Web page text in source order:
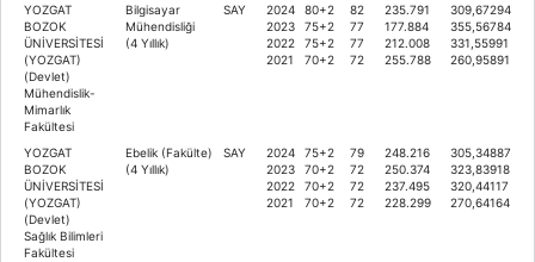
YOZGAT
BOZOK
ÜNİVERSİTESİ
(YOZGAT)
(Devlet)
Mühendislik-
Mimarlık
Fakültesi
Bilgisayar
Mühendisliği
(4 Yıllık)
SAY
2024
2023
2022
2021
80+2
75+2
75+2
70+2
82
77
77
72
235.791
177.884
212.008
255.788
309,67294
355,56784
331,55991
260,95891
YOZGAT
BOZOK
ÜNİVERSİTESİ
(YOZGAT)
(Devlet)
Sağlık Bilimleri
Fakültesi
Ebelik (Fakülte)
(4 Yıllık)
SAY
2024
2023
2022
2021
75+2
70+2
70+2
70+2
79
72
72
72
248.216
250.374
237.495
228.299
305,34887
323,83918
320,44117
270,64164